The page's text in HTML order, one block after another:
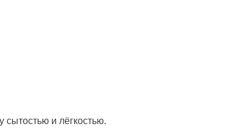
и лёгкостью.